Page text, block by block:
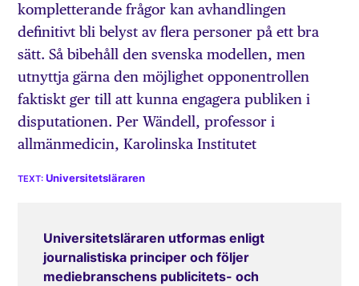
kompletterande frågor kan avhandlingen
definitivt bli belyst av flera personer på ett bra
sätt. Så bibehåll den svenska modellen, men
utnyttja gärna den möjlighet opponentrollen
faktiskt ger till att kunna engagera publiken i
disputationen. Per Wändell, professor i
allmänmedicin, Karolinska Institutet
Universitetsläraren
Universitetsläraren utformas enligt
journalistiska principer och följer
mediebranschens publicitets- och